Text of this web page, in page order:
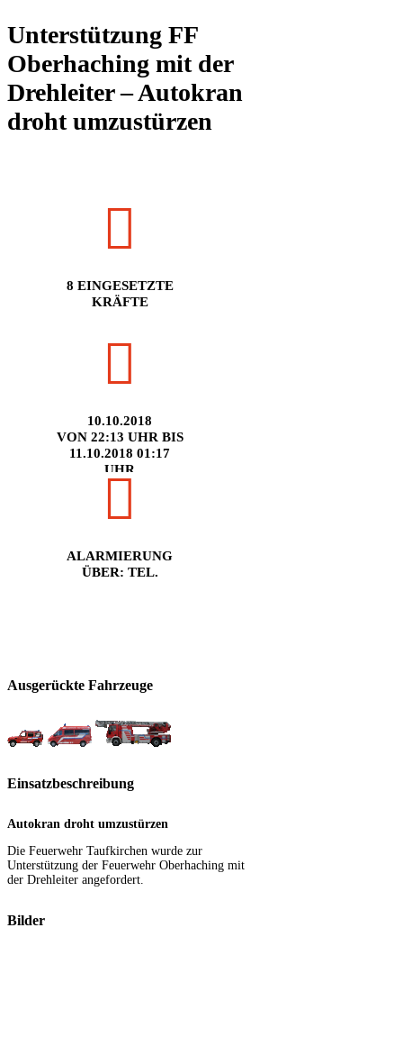
Unterstützung FF
Oberhaching mit der
Drehleiter – Autokran
droht umzustürzen
8 EINGESETZTE
KRÄFTE
10.10.2018
VON 22:13 UHR BIS
11.10.2018 01:17
UHR
ALARMIERUNG
ÜBER: TEL.
Ausgerückte Fahrzeuge
Einsatzbeschreibung
Autokran droht umzustürzen
Die Feuerwehr Taufkirchen wurde zur
Unterstützung der Feuerwehr Oberhaching mit
der Drehleiter angefordert.
Bilder